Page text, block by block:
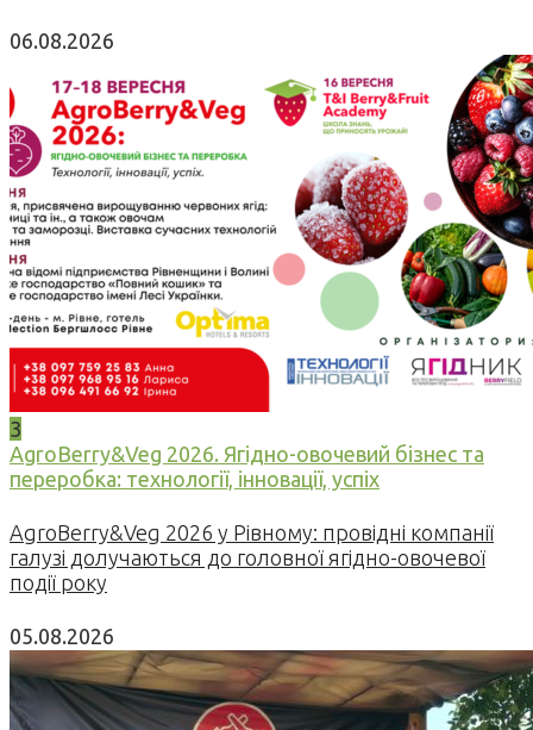
06.08.2026
3
AgroBerry&Veg 2026. Ягідно-овочевий бізнес та
переробка: технології, інновації, успіх
AgroBerry&Veg 2026 у Рівному: провідні компанії
галузі долучаються до головної ягідно-овочевої
події року
05.08.2026